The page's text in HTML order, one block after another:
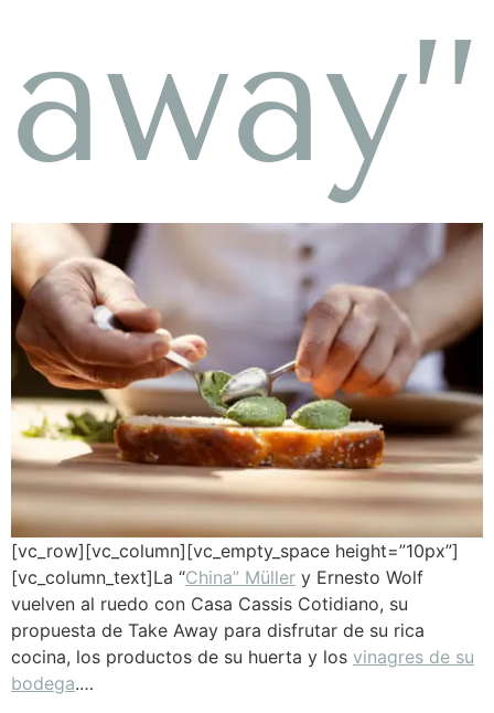
away”
[vc_row][vc_column][vc_empty_space height=”10px”]
[vc_column_text]La “China” Müller y Ernesto Wolf
vuelven al ruedo con Casa Cassis Cotidiano, su
propuesta de Take Away para disfrutar de su rica
cocina, los productos de su huerta y los vinagres de su
bodega.…